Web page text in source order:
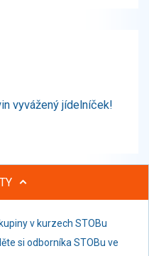
vyvážený jídelníček!
v kurzech STOBu
si odborníka STOBu ve